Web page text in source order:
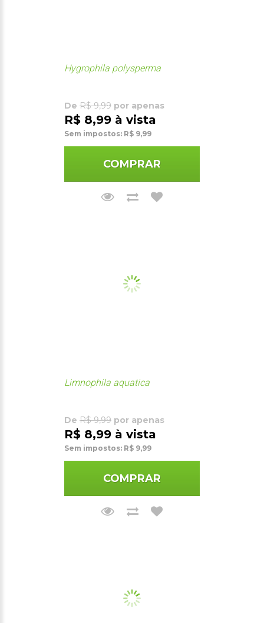
Hygrophila polysperma
De R$ 9,99 por apenas
R$ 8,99 à vista
Sem impostos: R$ 9,99
COMPRAR
Limnophila aquatica
De R$ 9,99 por apenas
R$ 8,99 à vista
Sem impostos: R$ 9,99
COMPRAR